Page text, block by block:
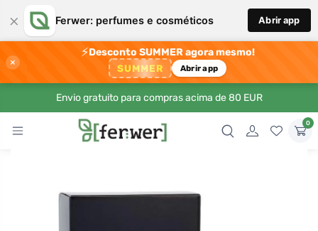
× Ferwer: perfumes e cosméticos Abrir app
×
⚡Desconto SUMMER agora mesmo!
SUMMER Abrir app
Envio gratuito para compras acima de 80 EUR
0